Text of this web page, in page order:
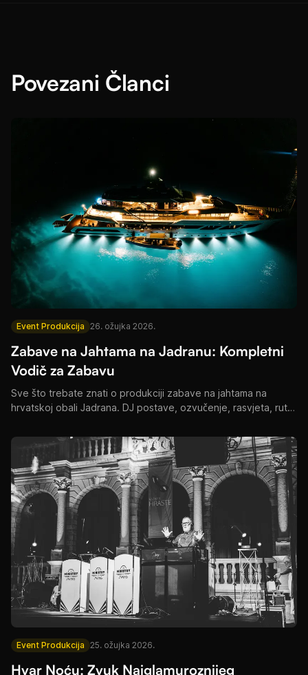
Povezani Članci
Event Produkcija 26. ožujka 2026.
Zabave na Jahtama na Jadranu: Kompletni
Vodič za Zabavu
Sve što trebate znati o produkciji zabave na jahtama na
hrvatskoj obali Jadrana. DJ postave, ozvučenje, rasvjeta, rute
Event Produkcija 25. ožujka 2026.
Hvar Noću: Zvuk Najglamuroznijeg